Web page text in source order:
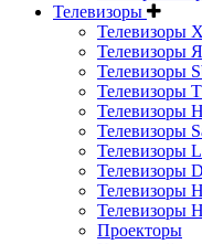
Телевизоры
Телевизоры
Телевизоры
Телевизоры
Телевизоры
Телевизоры
Телевизоры
Телевизоры
Телевизоры
Телевизоры
Телевизоры
Проекторы